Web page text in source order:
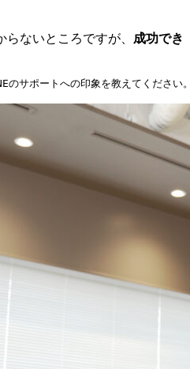
ないところですが、 成功でき
のサポートへの印象を教えてください